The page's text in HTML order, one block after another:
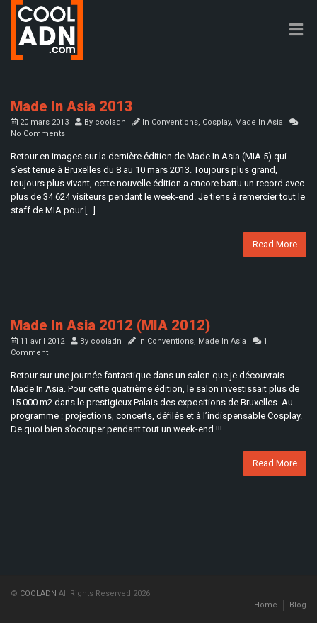
Made In Asia 2013
20 mars 2013 By cooladn In Conventions, Cosplay, Made In Asia
No Comments
Retour en images sur la dernière édition de Made In Asia (MIA 5) qui
s’est tenue à Bruxelles du 8 au 10 mars 2013. Toujours plus grand,
toujours plus vivant, cette nouvelle édition a encore battu un record avec
plus de 34 624 visiteurs pendant le week-end. Je tiens à remercier tout le
staff de MIA pour […]
Read More
Made In Asia 2012 (MIA 2012)
11 avril 2012 By cooladn In Conventions, Made In Asia
1
Comment
Retour sur une journée fantastique dans un salon que je découvrais…
Made In Asia. Pour cette quatrième édition, le salon investissait plus de
15.000 m2 dans le prestigieux Palais des expositions de Bruxelles. Au
programme : projections, concerts, défilés et à l’indispensable Cosplay.
De quoi bien s’occuper pendant tout un week-end !!!
Read More
© COOLADN All Rights Reserved 2026
Home
Blog